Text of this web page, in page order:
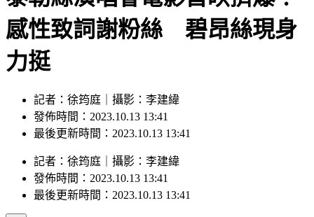
泰勒絲演唱會電影首映擠爆！
感性致詞謝粉絲 碧昂絲現身
力挺
記者：徐筠庭｜攝影：李建緯
發佈時間：2023.10.13 13:41
記者：徐筠庭｜攝影：李建緯
發佈時間：2023.10.13 13:41